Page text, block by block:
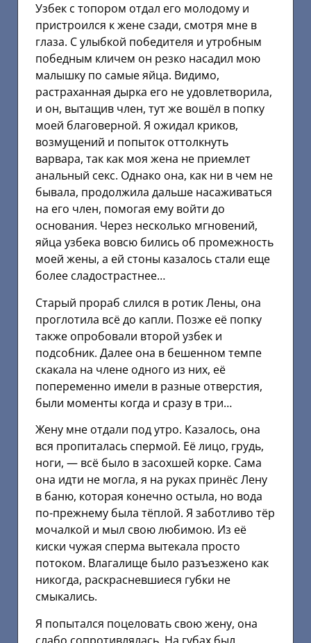
Узбек с топором отдал его молодому и
пристроился к жене сзади, смотря мне в
глаза. С улыбкой победителя и утробным
победным кличем он резко насадил мою
малышку по самые яйца. Видимо,
растраханная дырка его не удовлетворила,
и он, вытащив член, тут же вошёл в попку
моей благоверной. Я ожидал криков,
возмущений и попыток оттолкнуть
варвара, так как моя жена не приемлет
анальный секс. Однако она, как ни в чем не
бывала, продолжила дальше насаживаться
на его член, помогая ему войти до
основания. Через несколько мгновений,
яйца узбека вовсю бились об промежность
моей жены, а ей стоны казалось стали еще
более сладострастнее…
Старый прораб слился в ротик Лены, она
проглотила всё до капли. Позже её попку
также опробовали второй узбек и
подсобник. Далее она в бешенном темпе
скакала на члене одного из них, её
попеременно имели в разные отверстия,
были моменты когда и сразу в три…
Жену мне отдали под утро. Казалось, она
вся пропиталась спермой. Её лицо, грудь,
ноги, — всё было в засохшей корке. Сама
она идти не могла, я на руках принёс Лену
в баню, которая конечно остыла, но вода
по-прежнему была тёплой. Я заботливо тёр
мочалкой и мыл свою любимою. Из её
киски чужая сперма вытекала просто
потоком. Влагалище было разъезжено как
никогда, раскрасневшиеся губки не
смыкались.
Я попытался поцеловать свою жену, она
слабо сопротивлялась. На губах был